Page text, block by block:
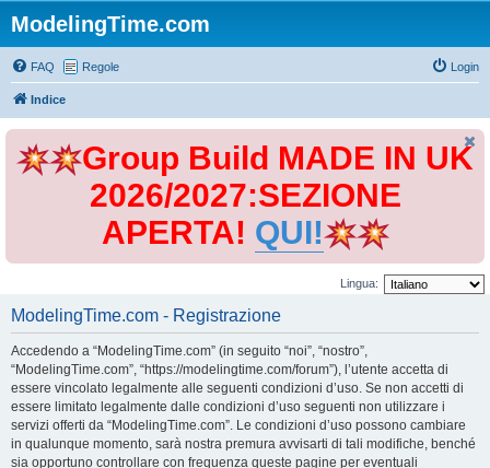
ModelingTime.com
FAQ Regole Login
Indice
Group Build MADE IN UK
2026/2027:SEZIONE
APERTA! QUI!
Lingua:
ModelingTime.com - Registrazione
Accedendo a “ModelingTime.com” (in seguito “noi”, “nostro”,
“ModelingTime.com”, “https://modelingtime.com/forum”), l’utente accetta di
essere vincolato legalmente alle seguenti condizioni d’uso. Se non accetti di
essere limitato legalmente dalle condizioni d’uso seguenti non utilizzare i
servizi offerti da “ModelingTime.com”. Le condizioni d’uso possono cambiare
in qualunque momento, sarà nostra premura avvisarti di tali modifiche, benché
sia opportuno controllare con frequenza queste pagine per eventuali